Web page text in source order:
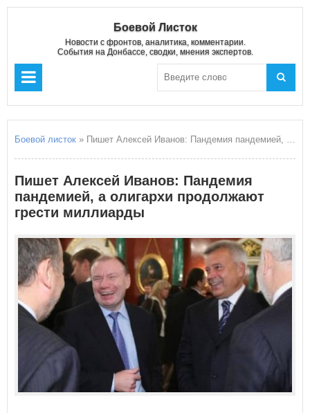
Боевой Листок
Новости с фронтов, аналитика, комментарии.
События на Донбассе, сводки, мнения экспертов.
Боевой листок » Пишет Алексей Иванов: Пандемия пандемией, а олигархи продолжают грести миллиарды
Пишет Алексей Иванов: Пандемия
пандемией, а олигархи продолжают
грести миллиарды